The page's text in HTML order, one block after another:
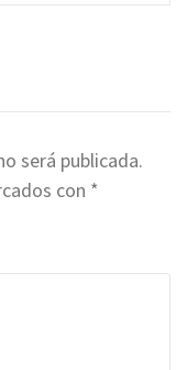
será publicada.
con *